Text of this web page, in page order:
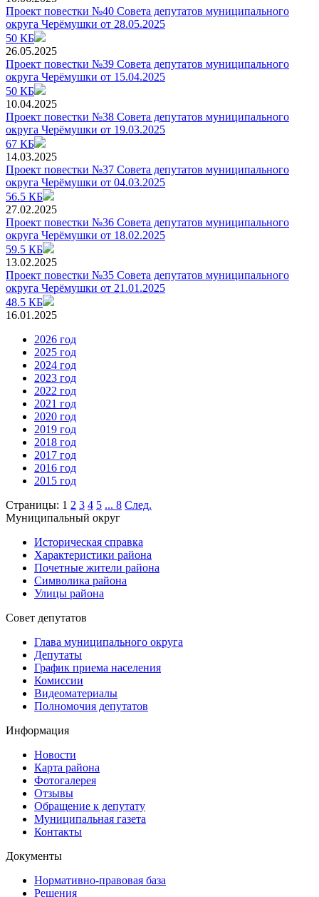
Проект повестки №40 Совета депутатов муниципального
округа Черёмушки от 28.05.2025
50 КБ
26.05.2025
Проект повестки №39 Совета депутатов муниципального
округа Черёмушки от 15.04.2025
50 КБ
10.04.2025
Проект повестки №38 Совета депутатов муниципального
округа Черёмушки от 19.03.2025
67 КБ
14.03.2025
Проект повестки №37 Совета депутатов муниципального
округа Черёмушки от 04.03.2025
56.5 КБ
27.02.2025
Проект повестки №36 Совета депутатов муниципального
округа Черёмушки от 18.02.2025
59.5 КБ
13.02.2025
Проект повестки №35 Совета депутатов муниципального
округа Черёмушки от 21.01.2025
48.5 КБ
16.01.2025
2026 год
2025 год
2024 год
2023 год
2022 год
2021 год
2020 год
2019 год
2018 год
2017 год
2016 год
2015 год
Страницы: 1 2 3 4 5 ... 8 След.
Муниципальный округ
Историческая справка
Характеристики района
Почетные жители района
Символика района
Улицы района
Совет депутатов
Глава муниципального округа
Депутаты
График приема населения
Комиссии
Видеоматериалы
Полномочия депутатов
Информация
Новости
Карта района
Фотогалерея
Отзывы
Обращение к депутату
Муниципальная газета
Контакты
Документы
Нормативно-правовая база
Решения